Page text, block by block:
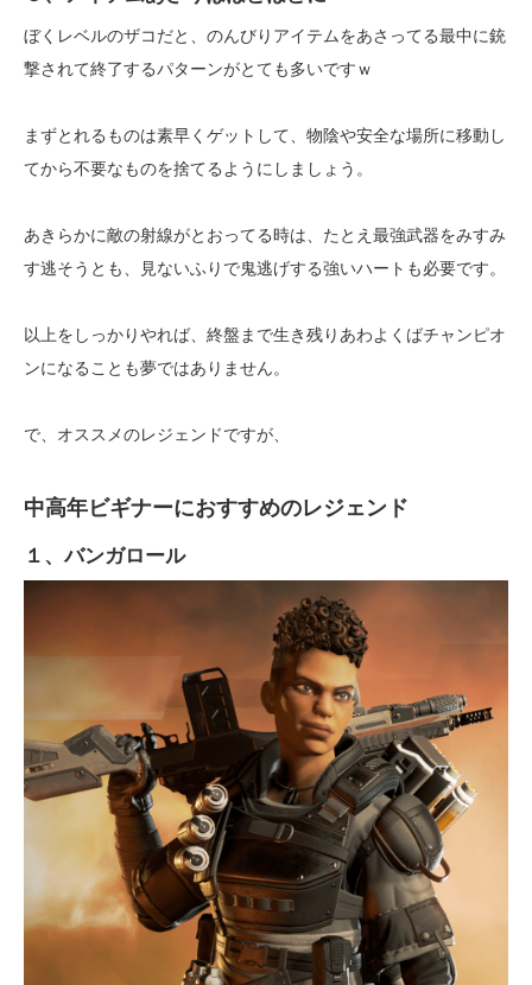
ぼくレベルのザコだと、のんびりアイテムをあさってる最中に銃
撃されて終了するパターンがとても多いですｗ
まずとれるものは素早くゲットして、物陰や安全な場所に移動し
てから不要なものを捨てるようにしましょう。
あきらかに敵の射線がとおってる時は、たとえ最強武器をみすみ
す逃そうとも、見ないふりで鬼逃げする強いハートも必要です。
以上をしっかりやれば、終盤まで生き残りあわよくばチャンピオ
ンになることも夢ではありません。
で、オススメのレジェンドですが、
中高年ビギナーにおすすめのレジェンド
１、バンガロール